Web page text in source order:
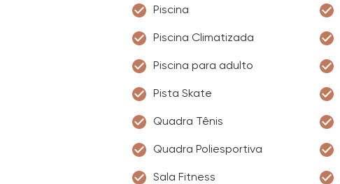
Piscina
Piscina Climatizada
Piscina para adulto
Pista Skate
Quadra Tênis
Quadra Poliesportiva
Sala Fitness